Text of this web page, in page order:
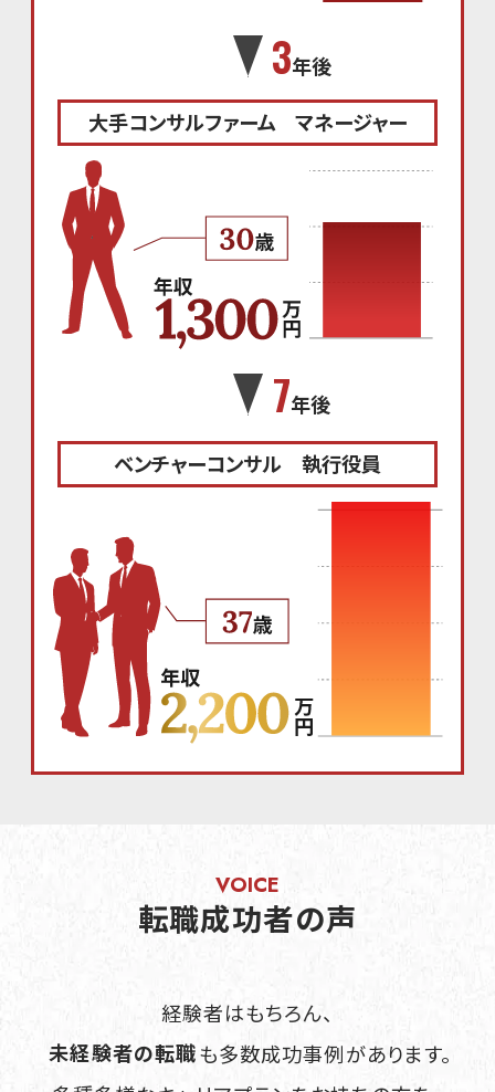
3年後
大手コンサルファーム マネージャー
7年後
ベンチャーコンサル 執行役員
転職成功者の声
経験者はもちろん、
未経験者の転職も多数成功事例があります。